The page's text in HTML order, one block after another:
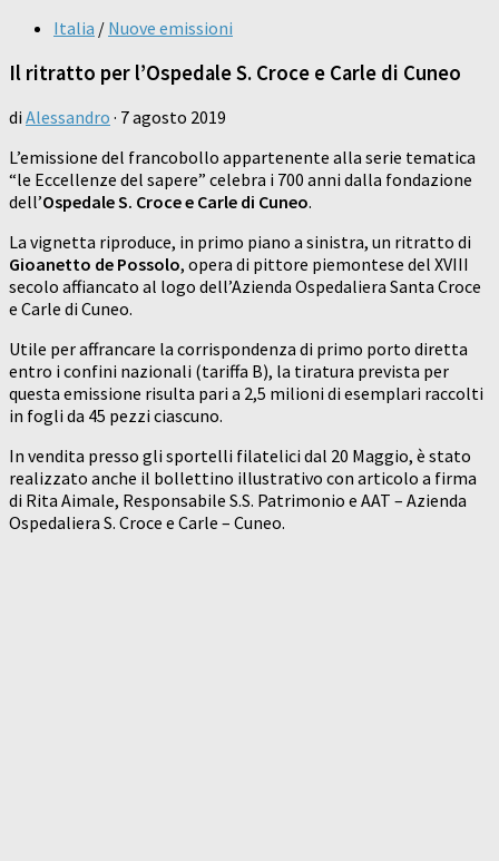
Italia / Nuove emissioni
Il ritratto per l’Ospedale S. Croce e Carle di Cuneo
di Alessandro · 7 agosto 2019
L’emissione del francobollo appartenente alla serie tematica
“le Eccellenze del sapere” celebra i 700 anni dalla fondazione
dell’Ospedale S. Croce e Carle di Cuneo.
La vignetta riproduce, in primo piano a sinistra, un ritratto di
Gioanetto de Possolo, opera di pittore piemontese del XVIII
secolo affiancato al logo dell’Azienda Ospedaliera Santa Croce
e Carle di Cuneo.
Utile per affrancare la corrispondenza di primo porto diretta
entro i confini nazionali (tariffa B), la tiratura prevista per
questa emissione risulta pari a 2,5 milioni di esemplari raccolti
in fogli da 45 pezzi ciascuno.
In vendita presso gli sportelli filatelici dal 20 Maggio, è stato
realizzato anche il bollettino illustrativo con articolo a firma
di Rita Aimale, Responsabile S.S. Patrimonio e AAT – Azienda
Ospedaliera S. Croce e Carle – Cuneo.